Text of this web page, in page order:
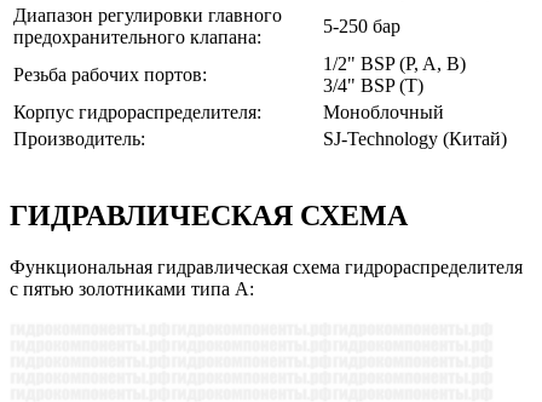
Диапазон регулировки главного
предохранительного клапана:
5-250 бар
Резьба рабочих портов:
1/2" BSP (P, A, B)
3/4" BSP (T)
Корпус гидрораспределителя:
Моноблочный
Производитель:
SJ-Technology (Китай)
ГИДРАВЛИЧЕСКАЯ СХЕМА
Функциональная гидравлическая схема гидрораспределителя
с пятью золотниками типа А: